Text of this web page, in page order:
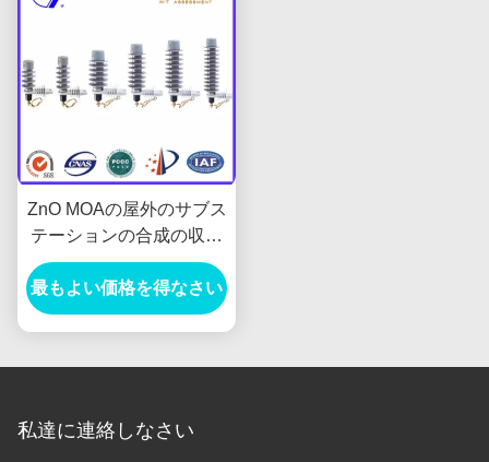
ZnO MOAの屋外のサブス
テーションの合成の収容
の高圧避雷器
最もよい価格を得なさい
私達に連絡しなさい